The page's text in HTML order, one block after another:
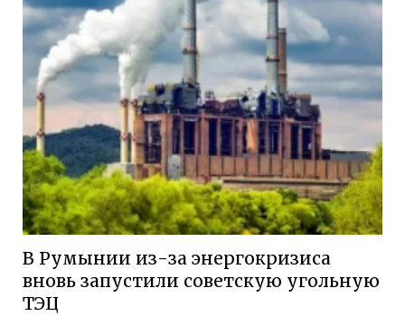
В Румынии из-за энергокризиса
вновь запустили советскую угольную
ТЭЦ